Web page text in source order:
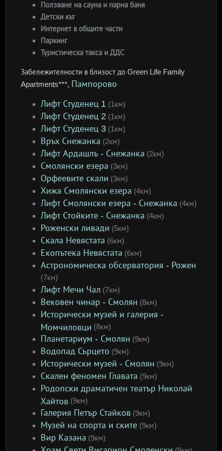
Ползване на сауна и парна баня
Детски кът
Интернет в общите части
Паркинг
Туристическа такса и ДДС
Забележителности в близост до Green Life Family
Apartments***, Пампорово
Лифт Студенец 1 (1км)
Лифт Студенец 2 (1км)
Лифт Студенец 3 (1км)
Връх Снежанка (2км)
Лифт Ардашлъ - Снежанка (2км)
Смолянски езера (3км)
Орфеевите скали (3км)
Хижа Смолянски езера (4км)
Лифт Смолянски езера - Снежанка (4км)
Лифт Стойките - Снежанка (4км)
Роженски ливади (5км)
Скала Невястата (6км)
Екопътека Невястата (6км)
Астрономическа обсерватория - Рожен
(7км)
Лифт Мечи Чал (7км)
Вековен чинар - Смолян (8км)
Исторически музей и галерия -
Момчиловци (8км)
Планетариум - Смолян (9км)
Водопад Сърцето (9км)
Исторически музей - Смолян (9км)
Скален феномен Главата (9км)
Родопски драматичен театър Николай
Хайтов (9км)
Галерия Петър Стайков (9км)
Музей на спорта и ските (9км)
Вир Казана (9км)